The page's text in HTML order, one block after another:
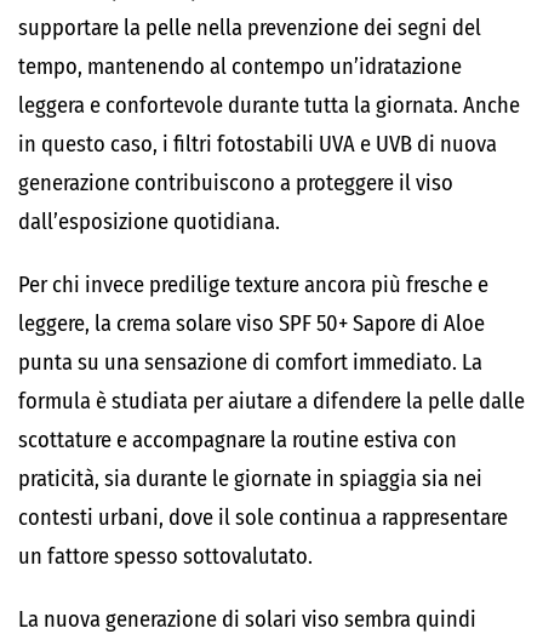
supportare la pelle nella prevenzione dei segni del
tempo, mantenendo al contempo un’idratazione
leggera e confortevole durante tutta la giornata. Anche
in questo caso, i filtri fotostabili UVA e UVB di nuova
generazione contribuiscono a proteggere il viso
dall’esposizione quotidiana.
Per chi invece predilige texture ancora più fresche e
leggere, la crema solare viso SPF 50+ Sapore di Aloe
punta su una sensazione di comfort immediato. La
formula è studiata per aiutare a difendere la pelle dalle
scottature e accompagnare la routine estiva con
praticità, sia durante le giornate in spiaggia sia nei
contesti urbani, dove il sole continua a rappresentare
un fattore spesso sottovalutato.
La nuova generazione di solari viso sembra quindi